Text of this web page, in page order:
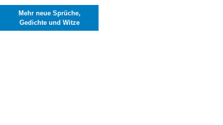
Mehr neue Sprüche,
Gedichte und Witze